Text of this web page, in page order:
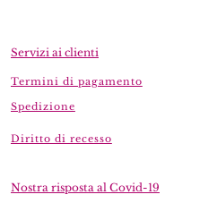
Servizi ai clienti
Termini di pagamento
Spedizione
Diritto di recesso
Nostra risposta al Covid-19